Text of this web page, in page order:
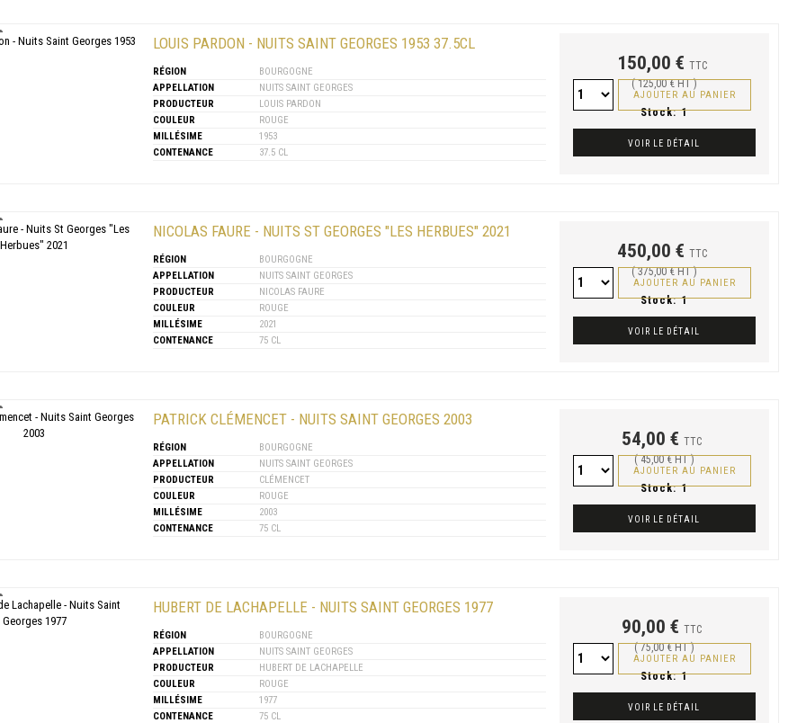
LOUIS PARDON - NUITS SAINT GEORGES 1953 37.5CL
RÉGION
BOURGOGNE
APPELLATION
NUITS SAINT GEORGES
PRODUCTEUR
LOUIS PARDON
COULEUR
ROUGE
MILLÉSIME
1953
CONTENANCE
37.5 CL
150,00 € TTC
( 125,00 € HT )
Stock: 1
AJOUTER AU PANIER
VOIR LE DÉTAIL
NICOLAS FAURE - NUITS ST GEORGES "LES HERBUES" 2021
RÉGION
BOURGOGNE
APPELLATION
NUITS SAINT GEORGES
PRODUCTEUR
NICOLAS FAURE
COULEUR
ROUGE
MILLÉSIME
2021
CONTENANCE
75 CL
450,00 € TTC
( 375,00 € HT )
Stock: 1
AJOUTER AU PANIER
VOIR LE DÉTAIL
PATRICK CLÉMENCET - NUITS SAINT GEORGES 2003
RÉGION
BOURGOGNE
APPELLATION
NUITS SAINT GEORGES
PRODUCTEUR
CLÉMENCET
COULEUR
ROUGE
MILLÉSIME
2003
CONTENANCE
75 CL
54,00 € TTC
( 45,00 € HT )
Stock: 1
AJOUTER AU PANIER
VOIR LE DÉTAIL
HUBERT DE LACHAPELLE - NUITS SAINT GEORGES 1977
RÉGION
BOURGOGNE
APPELLATION
NUITS SAINT GEORGES
PRODUCTEUR
HUBERT DE LACHAPELLE
COULEUR
ROUGE
MILLÉSIME
1977
CONTENANCE
75 CL
90,00 € TTC
( 75,00 € HT )
Stock: 1
AJOUTER AU PANIER
VOIR LE DÉTAIL